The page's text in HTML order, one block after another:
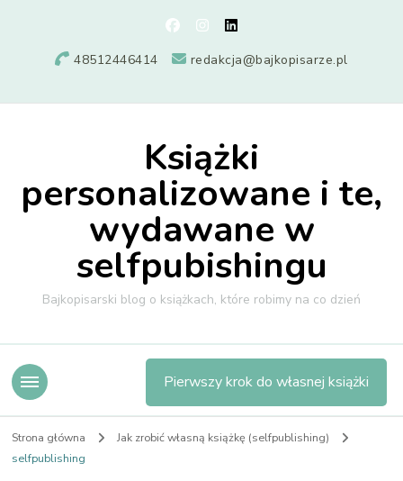
48512446414 redakcja@bajkopisarze.pl
Książki
personalizowane i te,
wydawane w
selfpubishingu
Bajkopisarski blog o książkach, które robimy na co dzień
Pierwszy krok do własnej książki
Strona główna
Jak zrobić własną książkę (selfpublishing)
selfpublishing